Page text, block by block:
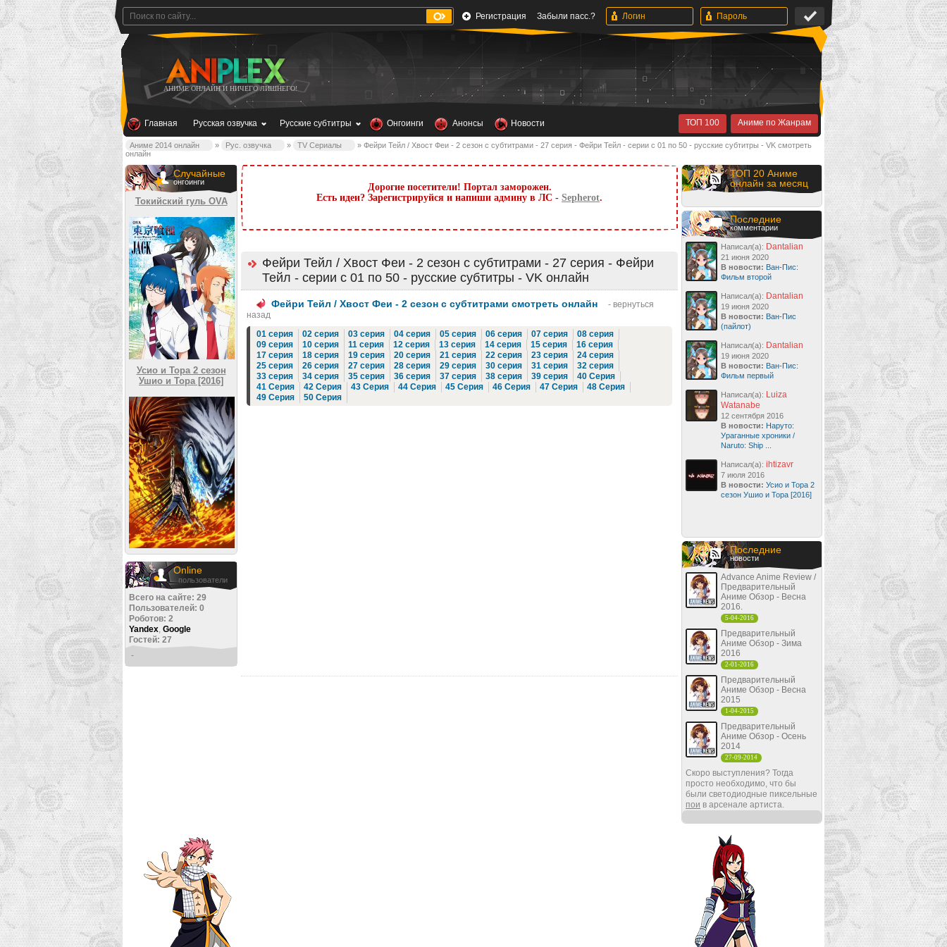
Регистрация Забыли пасс.?
АНИМЕ ОНЛАЙН И НИЧЕГО ЛИШНЕГО!
Главная Русская озвучка Русские субтитры Онгоинги Анонсы Новости ТОП 100 Аниме по Жанрам
Аниме 2014 онлайн » Рус. озвучка » TV Сериалы
» Фейри Тейл / Хвост Феи - 2 сезон с субтитрами - 27 серия - Фейри Тейл - серии с 01 по 50 - русские субтитры - VK смотреть
онлайн
Случайные
онгоинги
Токийский гуль OVA
Усио и Тора 2 сезон
Ушио и Тора [2016]
Online
пользователи
Всего на сайте: 29
Пользователей: 0
Роботов: 2
Yandex, Google
Гостей: 27
-
ТОП 20 Аниме
онлайн за месяц
Последние
комментарии
Написал(а): Dantalian
21 июня 2020
В новости: Ван-Пис:
Фильм второй
Написал(а): Dantalian
19 июня 2020
В новости: Ван-Пис
(пайлот)
Написал(а): Dantalian
19 июня 2020
В новости: Ван-Пис:
Фильм первый
Написал(а): Luiza
Watanabe
12 сентября 2016
В новости: Наруто:
Ураганные хроники /
Naruto: Ship ...
Написал(а): ihtizavr
7 июля 2016
В новости: Усио и Тора 2
сезон Ушио и Тора [2016]
Последние
новости
Advance Anime Review /
Предварительный
Аниме Обзор - Весна
2016.
5-04-2016
Предварительный
Аниме Обзор - Зима
2016
2-01-2016
Предварительный
Аниме Обзор - Весна
2015
1-04-2015
Предварительный
Аниме Обзор - Осень
2014
27-09-2014
Скоро выступления? Тогда
просто необходимо, что бы
были светодиодные пиксельные
пои в арсенале артиста.
Дорогие посетители! Портал заморожен.
Есть идеи? Зарегистрируйся и напиши админу в ЛС - Sepherot.
Фейри Тейл / Хвост Феи - 2 сезон с субтитрами - 27 серия - Фейри
Тейл - серии с 01 по 50 - русские субтитры - VK онлайн
Фейри Тейл / Хвост Феи - 2 сезон с субтитрами смотреть онлайн
- вернуться
назад
01 серия
02 серия 03 серия 04 серия 05 серия 06 серия 07 серия
08 серия
09 серия
10 серия 11 серия 12 серия 13 серия 14 серия 15 серия
16 серия
17 серия
18 серия 19 серия 20 серия 21 серия 22 серия 23 серия
24 серия
25 серия
26 серия 27 серия 28 серия 29 серия 30 серия 31 серия
32 серия
33 серия
34 серия 35 серия 36 серия 37 серия 38 серия 39 серия
40 Серия
41 Серия
42 Серия 43 Серия 44 Серия 45 Серия 46 Серия 47 Серия
48 Серия
49 Серия
50 Серия